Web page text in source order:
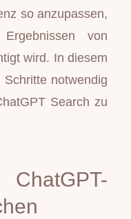
so anzupassen,
von
wird. In diesem
notwendig
Search zu